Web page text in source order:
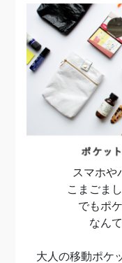
スマホや
こまごま
でもポ
なん
大人の移動ポケ